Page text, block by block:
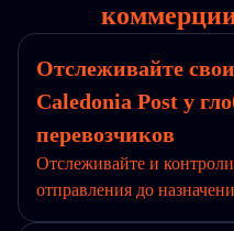
Отслеживайте
Caledonia Post у
перевозчиков
Отслеживайте и
отправления до